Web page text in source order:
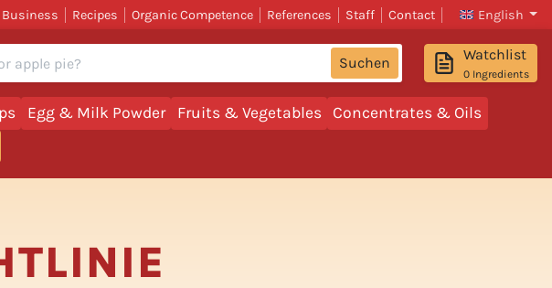
Business Recipes Organic Competence References Staff Contact English
Suchen Watchlist
0 Ingredients
Egg & Milk Powder Fruits & Vegetables
Concentrates & Oils